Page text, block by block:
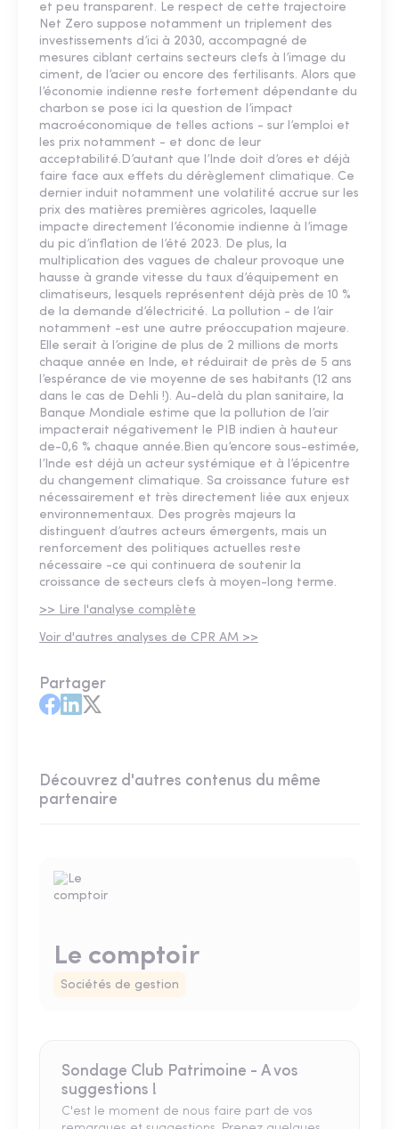
et peu transparent. Le respect de cette trajectoire
Net Zero suppose notamment un triplement des
investissements d’ici à 2030, accompagné de
mesures ciblant certains secteurs clefs à l’image du
ciment, de l’acier ou encore des fertilisants. Alors que
l’économie indienne reste fortement dépendante du
charbon se pose ici la question de l’impact
macroéconomique de telles actions - sur l’emploi et
les prix notamment - et donc de leur
acceptabilité.D’autant que l’Inde doit d’ores et déjà
faire face aux effets du dérèglement climatique. Ce
dernier induit notamment une volatilité accrue sur les
prix des matières premières agricoles, laquelle
impacte directement l’économie indienne à l’image
du pic d’inflation de l’été 2023. De plus, la
multiplication des vagues de chaleur provoque une
hausse à grande vitesse du taux d’équipement en
climatiseurs, lesquels représentent déjà près de 10 %
de la demande d’électricité. La pollution - de l’air
notamment -est une autre préoccupation majeure.
Elle serait à l’origine de plus de 2 millions de morts
chaque année en Inde, et réduirait de près de 5 ans
l’espérance de vie moyenne de ses habitants (12 ans
dans le cas de Dehli !). Au-delà du plan sanitaire, la
Banque Mondiale estime que la pollution de l’air
impacterait négativement le PIB indien à hauteur
de-0,6 % chaque année.Bien qu’encore sous-estimée,
l’Inde est déjà un acteur systémique et à l’épicentre
du changement climatique. Sa croissance future est
nécessairement et très directement liée aux enjeux
environnementaux. Des progrès majeurs la
distinguent d’autres acteurs émergents, mais un
renforcement des politiques actuelles reste
nécessaire -ce qui continuera de soutenir la
croissance de secteurs clefs à moyen-long terme.
>> Lire l'analyse complète
Voir d'autres analyses de CPR AM >>
Partager
Découvrez d'autres contenus du même
partenaire
Le comptoir
Sociétés de gestion
Sondage Club Patrimoine - A vos
suggestions !
C'est le moment de nous faire part de vos